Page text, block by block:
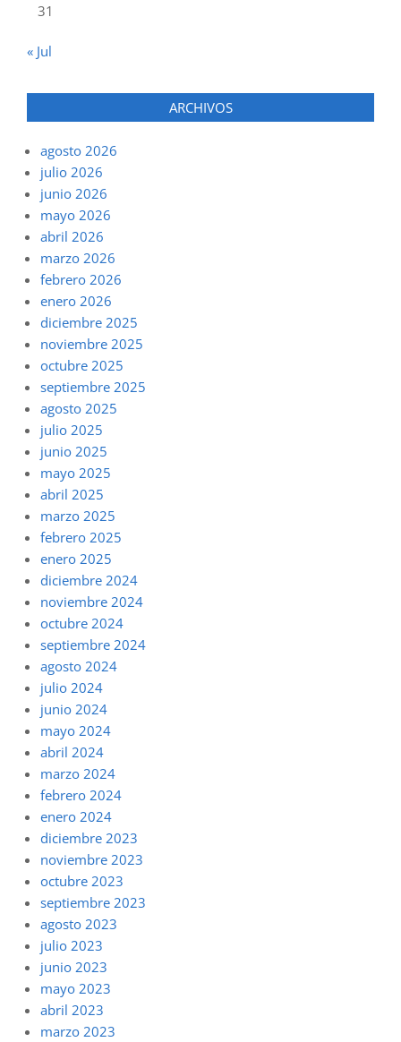
31
« Jul
ARCHIVOS
agosto 2026
julio 2026
junio 2026
mayo 2026
abril 2026
marzo 2026
febrero 2026
enero 2026
diciembre 2025
noviembre 2025
octubre 2025
septiembre 2025
agosto 2025
julio 2025
junio 2025
mayo 2025
abril 2025
marzo 2025
febrero 2025
enero 2025
diciembre 2024
noviembre 2024
octubre 2024
septiembre 2024
agosto 2024
julio 2024
junio 2024
mayo 2024
abril 2024
marzo 2024
febrero 2024
enero 2024
diciembre 2023
noviembre 2023
octubre 2023
septiembre 2023
agosto 2023
julio 2023
junio 2023
mayo 2023
abril 2023
marzo 2023